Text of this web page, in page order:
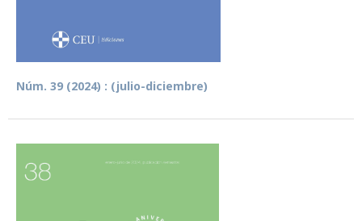
Núm. 39 (2024) : (julio-diciembre)